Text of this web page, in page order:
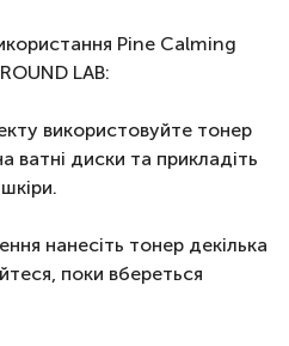
Pine Calming
LAB:
використовуйте тонер
ватні диски та прикладіть
нанесіть тонер декілька
поки вбереться